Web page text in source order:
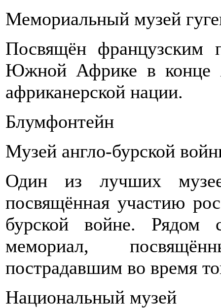
Мемориальный музей
Посвящён французским
Южной Африке в конце
африканерской нации.
Блумфонтейн
Музей англо-бурской
Один из лучших
посвящённая участию
бурской войне. Рядом
мемориал,
пострадавшим во время
Национальный музей